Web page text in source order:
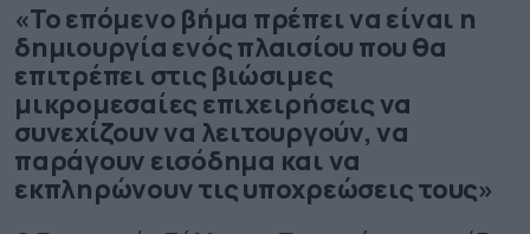
«Το επόμενο βήμα πρέπει να είναι η
δημιουργία ενός πλαισίου που θα
επιτρέπει στις βιώσιμες
μικρομεσαίες επιχειρήσεις να
συνεχίζουν να λειτουργούν, να
παράγουν εισόδημα και να
εκπληρώνουν τις υποχρεώσεις τους»